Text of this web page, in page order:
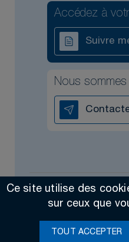
Accédez à
Suivre
Nous
Ce site utilise des
sur ceux que
TOUT ACCEPTER